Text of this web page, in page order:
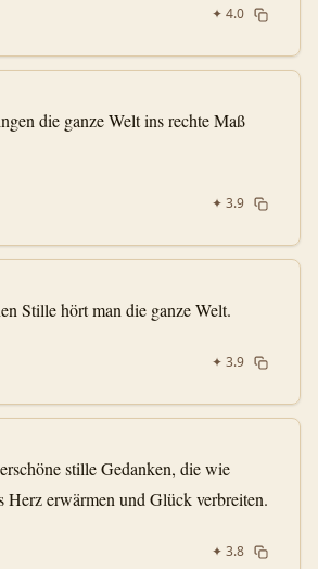
✦ 4.0
die ganze Welt ins rechte Maß
✦ 3.9
Stille hört man die ganze Welt.
✦ 3.9
stille Gedanken, die wie
Herz erwärmen und Glück verbreiten.
✦ 3.8